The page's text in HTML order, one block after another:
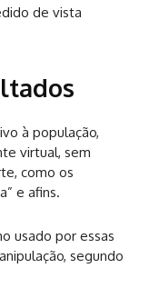
de vista
à população,
virtual, sem
como os
e afins.
usado por essas
segundo